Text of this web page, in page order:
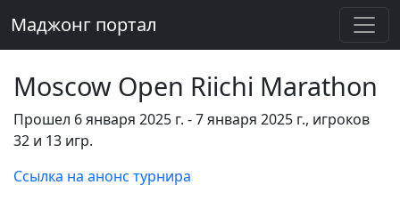
Маджонг портал
Moscow Open Riichi Marathon
Прошел 6 января 2025 г. - 7 января 2025 г., игроков
32 и 13 игр.
Ссылка на анонс турнира